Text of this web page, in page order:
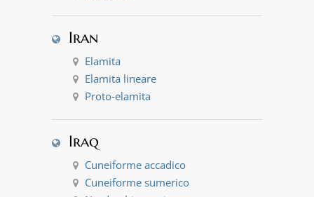
Iran
Elamita
Elamita lineare
Proto-elamita
Iraq
Cuneiforme accadico
Cuneiforme sumerico